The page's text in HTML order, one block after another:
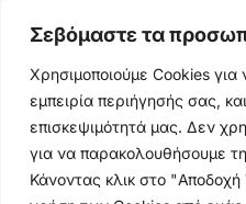
Σεβόμαστε τα
Χρησιμοποιούμε Cookies
εμπειρία περιήγησής σας,
επισκεψιμότητά μας. Δεν
για να παρακολουθήσουμε
Κάνοντας κλικ στο